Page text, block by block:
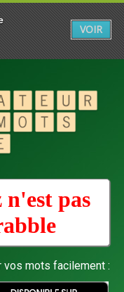
pas
vos mots facilement :
VOIR